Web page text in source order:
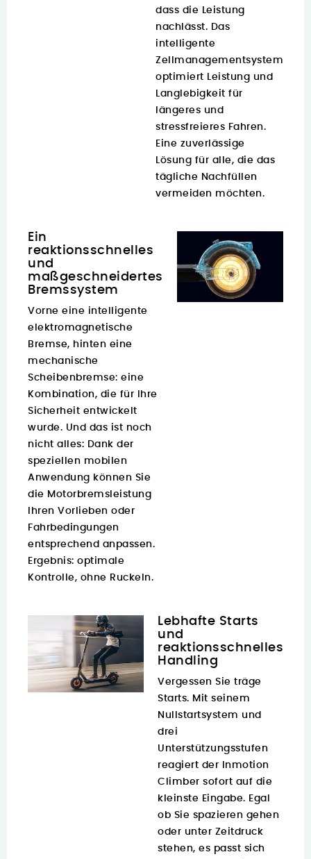
dass die Leistung
nachlässt. Das
intelligente
Zellmanagementsystem
optimiert Leistung und
Langlebigkeit für
längeres und
stressfreieres Fahren.
Eine zuverlässige
Lösung für alle, die das
tägliche Nachfüllen
vermeiden möchten.
Ein
reaktionsschnelles
und
maßgeschneidertes
Bremssystem
Vorne eine intelligente
elektromagnetische
Bremse, hinten eine
mechanische
Scheibenbremse: eine
Kombination, die für Ihre
Sicherheit entwickelt
wurde. Und das ist noch
nicht alles: Dank der
speziellen mobilen
Anwendung können Sie
die Motorbremsleistung
Ihren Vorlieben oder
Fahrbedingungen
entsprechend anpassen.
Ergebnis: optimale
Kontrolle, ohne Ruckeln.
Lebhafte Starts
und
reaktionsschnelles
Handling
Vergessen Sie träge
Starts. Mit seinem
Nullstartsystem und
drei
Unterstützungsstufen
reagiert der Inmotion
Climber sofort auf die
kleinste Eingabe. Egal
ob Sie spazieren gehen
oder unter Zeitdruck
stehen, es passt sich